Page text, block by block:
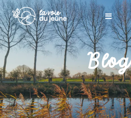
Blog